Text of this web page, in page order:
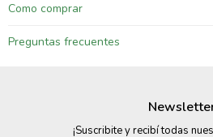
Como comprar
Preguntas frecuentes
¡Suscribite y recibí todas